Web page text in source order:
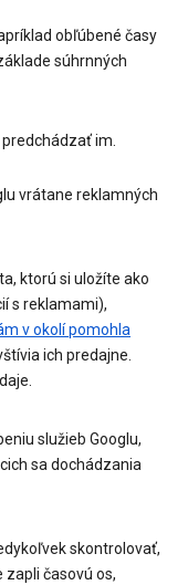
obľúbené časy
súhrnných
im.
vrátane reklamných
ktorú si uložíte ako
s reklamami),
v okolí pomohla
ich predajne.
služieb Googlu,
sa dochádzania
skontrolovať,
časovú os,